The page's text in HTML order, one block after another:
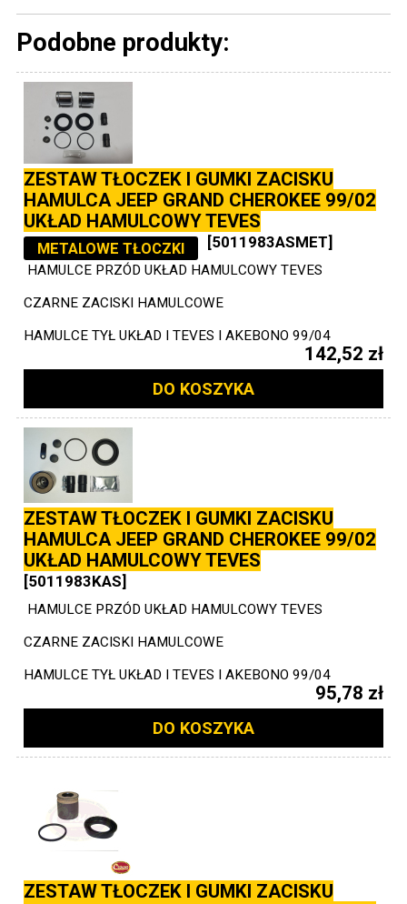
Podobne produkty:
ZESTAW TŁOCZEK I GUMKI ZACISKU
HAMULCA JEEP GRAND CHEROKEE 99/02
UKŁAD HAMULCOWY TEVES
METALOWE TŁOCZKI [5011983ASMET]
HAMULCE PRZÓD UKŁAD HAMULCOWY TEVES
CZARNE ZACISKI HAMULCOWE
HAMULCE TYŁ UKŁAD I TEVES I AKEBONO 99/04
142,52 zł
DO KOSZYKA
ZESTAW TŁOCZEK I GUMKI ZACISKU
HAMULCA JEEP GRAND CHEROKEE 99/02
UKŁAD HAMULCOWY TEVES
[5011983KAS]
HAMULCE PRZÓD UKŁAD HAMULCOWY TEVES
CZARNE ZACISKI HAMULCOWE
HAMULCE TYŁ UKŁAD I TEVES I AKEBONO 99/04
95,78 zł
DO KOSZYKA
ZESTAW TŁOCZEK I GUMKI ZACISKU